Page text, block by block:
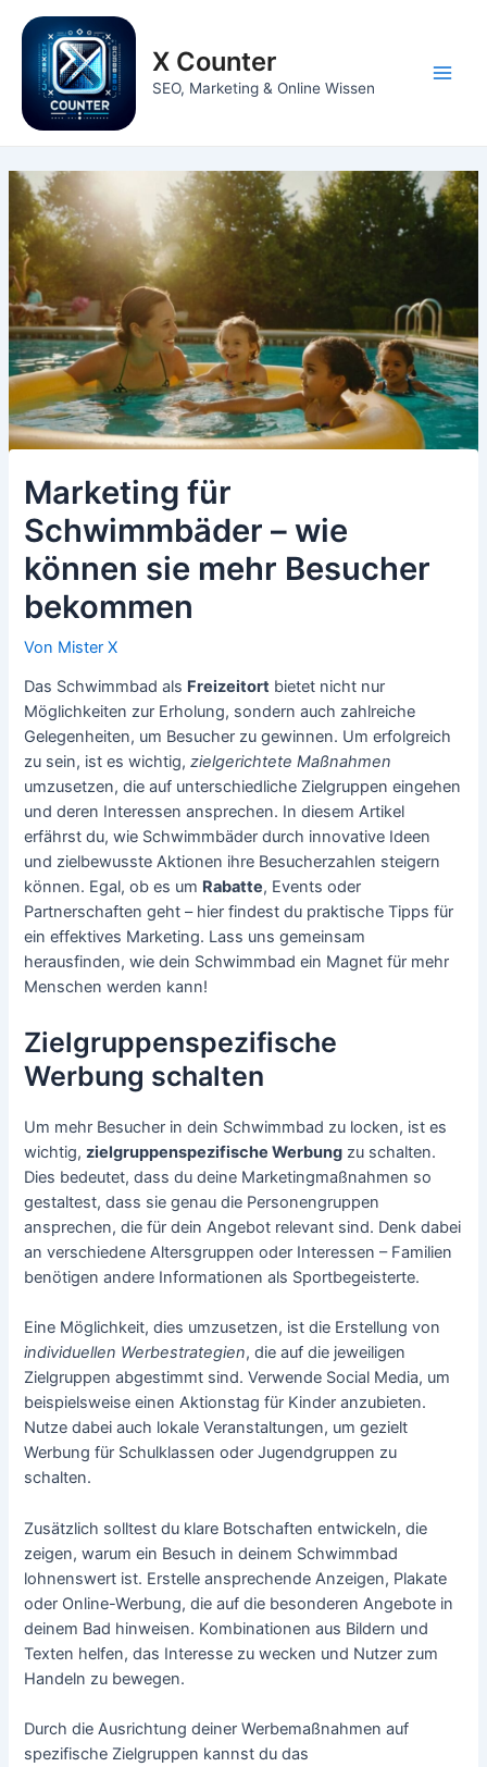
Inhalt
springen
X Counter
SEO, Marketing & Online Wissen
Marketing für
Schwimmbäder – wie
können sie mehr Besucher
bekommen
Von Mister X
Das Schwimmbad als Freizeitort bietet nicht nur
Möglichkeiten zur Erholung, sondern auch zahlreiche
Gelegenheiten, um Besucher zu gewinnen. Um erfolgreich
zu sein, ist es wichtig,zielgerichtete Maßnahmen
umzusetzen, die auf unterschiedliche Zielgruppen eingehen
und deren Interessen ansprechen. In diesem Artikel
erfährst du, wie Schwimmbäder durch innovative Ideen
und zielbewusste Aktionen ihre Besucherzahlen steigern
können. Egal, ob es um Rabatte, Events oder
Partnerschaften geht – hier findest du praktische Tipps für
ein effektives Marketing. Lass uns gemeinsam
herausfinden, wie dein Schwimmbad ein Magnet für mehr
Menschen werden kann!
Zielgruppenspezifische
Werbung schalten
Um mehr Besucher in dein Schwimmbad zu locken, ist es
wichtig,zielgruppenspezifische Werbung zu schalten.
Dies bedeutet, dass du deine Marketingmaßnahmen so
gestaltest, dass sie genau die Personengruppen
ansprechen, die für dein Angebot relevant sind. Denk dabei
an verschiedene Altersgruppen oder Interessen – Familien
benötigen andere Informationen als Sportbegeisterte.
Eine Möglichkeit, dies umzusetzen, ist die Erstellung von
individuellen Werbestrategien, die auf die jeweiligen
Zielgruppen abgestimmt sind. Verwende Social Media, um
beispielsweise einen Aktionstag für Kinder anzubieten.
Nutze dabei auch lokale Veranstaltungen, um gezielt
Werbung für Schulklassen oder Jugendgruppen zu
schalten.
Zusätzlich solltest du klare Botschaften entwickeln, die
zeigen, warum ein Besuch in deinem Schwimmbad
lohnenswert ist. Erstelle ansprechende Anzeigen, Plakate
oder Online-Werbung, die auf die besonderen Angebote in
deinem Bad hinweisen. Kombinationen aus Bildern und
Texten helfen, das Interesse zu wecken und Nutzer zum
Handeln zu bewegen.
Durch die Ausrichtung deiner Werbemaßnahmen auf
spezifische Zielgruppen kannst du das